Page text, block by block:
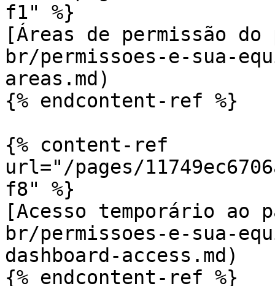
f1" %}
[Áreas de permissão
br/permissoes-e-sua-
areas.md)
{% endcontent-ref %}
{% content-ref
url="/pages/
f8" %}
[Acesso temporário
br/permissoes-e-sua-
dashboard-access.md)
{% endcontent-ref %}